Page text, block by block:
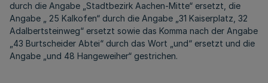
durch die Angabe „Stadtbezirk Aachen-Mitte“ ersetzt, die
Angabe „ 25 Kalkofen“ durch die Angabe „31 Kaiserplatz, 32
Adalbertsteinweg“ ersetzt sowie das Komma nach der Angabe
„43 Burtscheider Abtei“ durch das Wort „und“ ersetzt und die
Angabe „und 48 Hangeweiher“ gestrichen.